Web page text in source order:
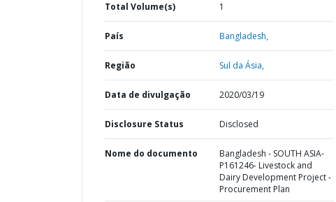
Total Volume(s) 1
País Bangladesh,
Região Sul da Ásia,
Data de divulgação 2020/03/19
Disclosure Status Disclosed
Nome do documento
Bangladesh - SOUTH ASIA-
P161246- Livestock and
Dairy Development Project -
Procurement Plan